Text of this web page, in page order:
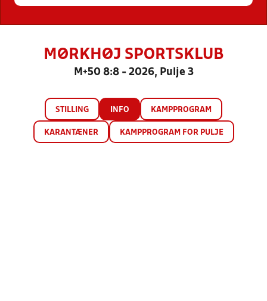
MØRKHØJ SPORTSKLUB
M+50 8:8 - 2026, Pulje 3
STILLING INFO KAMPPROGRAM
KARANTÆNER KAMPPROGRAM FOR PULJE